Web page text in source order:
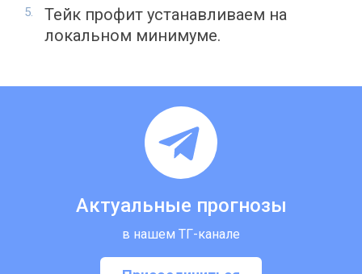
Тейк профит устанавливаем на
локальном минимуме.
Актуальные прогнозы
в нашем ТГ-канале